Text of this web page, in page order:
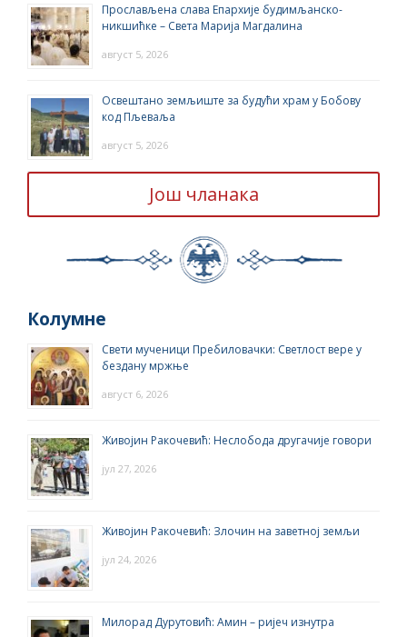
Прослављена слава Епархије будимљанско-
никшићке – Света Марија Магдалина
август 5, 2026
Освештано земљиште за будући храм у Бобову
код Пљеваља
август 5, 2026
Још чланака
Колумне
Свети мученици Пребиловачки: Светлост вере у
бездану мржње
август 6, 2026
Живојин Ракочевић: Неслобода другачије говори
јул 27, 2026
Живојин Ракочевић: Злочин на заветној земљи
јул 24, 2026
Милорад Дурутовић: Амин – ријеч изнутра